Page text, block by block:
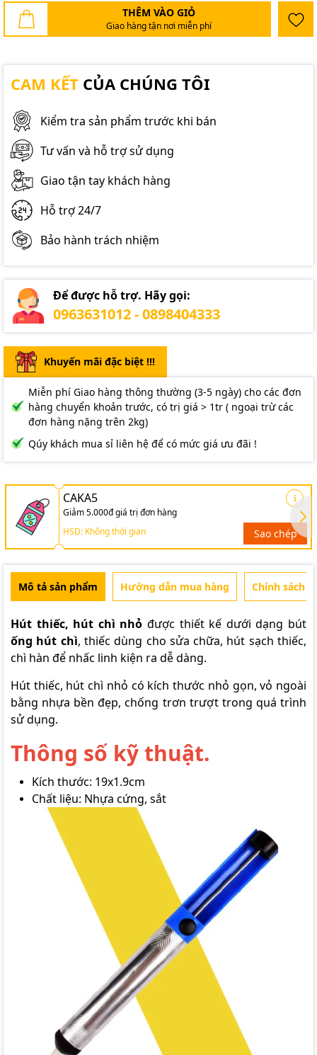
THÊM VÀO GIỎ
Giao hàng tận nơi miễn phí
CAM KẾT CỦA CHÚNG TÔI
Kiểm tra sản phẩm trước khi bán
Tư vấn và hỗ trợ sử dụng
Giao tận tay khách hàng
Hỗ trợ 24/7
Bảo hành trách nhiệm
Để được hỗ trợ. Hãy gọi:
0963631012 - 0898404333
Khuyến mãi đặc biệt !!!
Miễn phí Giao hàng thông thường (3-5 ngày) cho các đơn
hàng chuyển khoản trước, có trị giá > 1tr ( ngoại trừ các
đơn hàng nặng trên 2kg)
Qúy khách mua sỉ liên hệ để có mức giá ưu đãi !
CAKA5
Giảm 5.000đ giá trị đơn hàng
HSD: Không thời gian
Sao chép
Mô tả sản phẩm Hướng dẫn mua hàng Chính sách
Hút thiếc, hút chì nhỏ được thiết kế dưới dạng bút
ống hút chì, thiếc dùng cho sửa chữa, hút sạch thiếc,
chì hàn để nhấc linh kiện ra dễ dàng.
Hút thiếc, hút chì nhỏ có kích thước nhỏ gọn, vỏ ngoài
bằng nhựa bền đẹp, chống trơn trượt trong quá trình
sử dụng.
Thông số kỹ thuật.
Kích thước: 19x1.9cm
Chất liệu: Nhựa cứng, sắt